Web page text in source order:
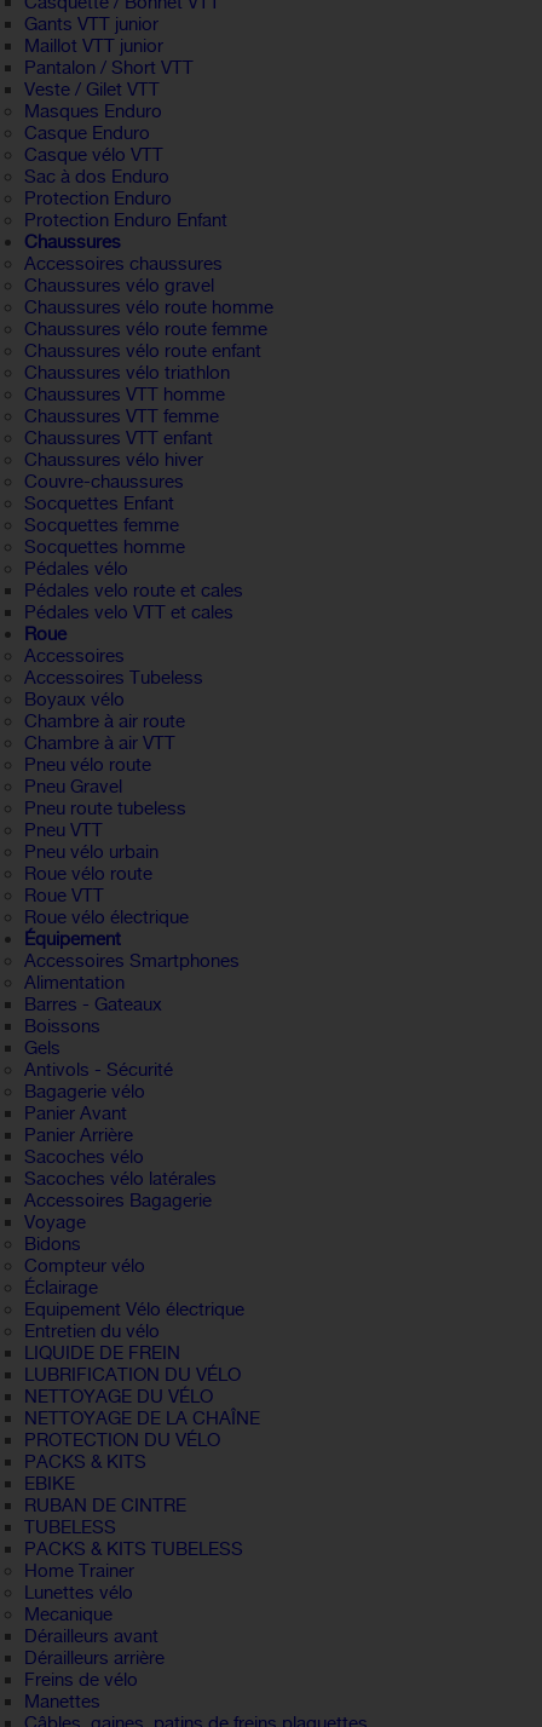
Gants VTT junior
Maillot VTT junior
Pantalon / Short VTT
Veste / Gilet VTT
Masques Enduro
Casque Enduro
Casque vélo VTT
Sac à dos Enduro
Protection Enduro
Protection Enduro Enfant
Chaussures
Accessoires chaussures
Chaussures vélo gravel
Chaussures vélo route homme
Chaussures vélo route femme
Chaussures vélo route enfant
Chaussures vélo triathlon
Chaussures VTT homme
Chaussures VTT femme
Chaussures VTT enfant
Chaussures vélo hiver
Couvre-chaussures
Socquettes Enfant
Socquettes femme
Socquettes homme
Pédales vélo
Pédales velo route et cales
Pédales velo VTT et cales
Roue
Accessoires
Accessoires Tubeless
Boyaux vélo
Chambre à air route
Chambre à air VTT
Pneu vélo route
Pneu Gravel
Pneu route tubeless
Pneu VTT
Pneu vélo urbain
Roue vélo route
Roue VTT
Roue vélo électrique
Équipement
Accessoires Smartphones
Alimentation
Barres - Gateaux
Boissons
Gels
Antivols - Sécurité
Bagagerie vélo
Panier Avant
Panier Arrière
Sacoches vélo
Sacoches vélo latérales
Accessoires Bagagerie
Voyage
Bidons
Compteur vélo
Éclairage
Equipement Vélo électrique
Entretien du vélo
LIQUIDE DE FREIN
LUBRIFICATION DU VÉLO
NETTOYAGE DU VÉLO
NETTOYAGE DE LA CHAÎNE
PROTECTION DU VÉLO
PACKS & KITS
EBIKE
RUBAN DE CINTRE
TUBELESS
PACKS & KITS TUBELESS
Home Trainer
Lunettes vélo
Mecanique
Dérailleurs avant
Dérailleurs arrière
Freins de vélo
Manettes